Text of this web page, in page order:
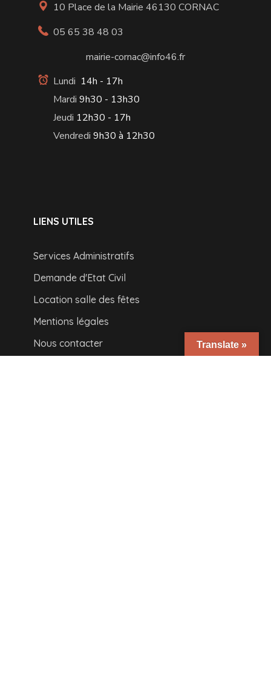
10 Place de la Mairie 46130 CORNAC
05 65 38 48 03
mairie-cornac@info46.fr
Lundi 14h - 17h
Mardi9h30 - 13h30
Jeudi 12h30 - 17h
Vendredi 9h30 à 12h30
LIENS UTILES
Services Administratifs
Demande d'Etat Civil
Location salle des fêtes
Mentions légales
Nous contacter
Translate »